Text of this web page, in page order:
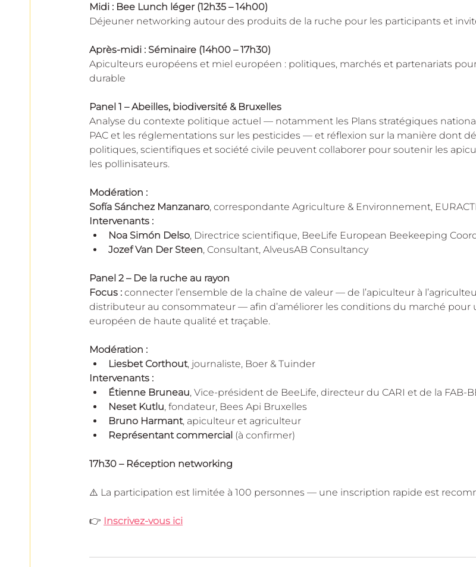
Midi : Bee Lunch léger (12h35 – 14h00)
Déjeuner networking autour des produits de la ruche pour les participants et
Après-midi : Séminaire (14h00 – 17h30)
Apiculteurs européens et miel européen : politiques, marchés et partenariats
durable
Panel 1 – Abeilles, biodiversité & Bruxelles
Analyse du contexte politique actuel — notamment les Plans stratégiques
PAC et les réglementations sur les pesticides — et réflexion sur la manière dont
politiques, scientifiques et société civile peuvent collaborer pour soutenir les
les pollinisateurs.
Modération :
Sofía Sánchez Manzanaro, correspondante Agriculture & Environnement,
Intervenants :
Noa Simón Delso, Directrice scientifique, BeeLife European Beekeeping
Jozef Van Der Steen, Consultant, AlveusAB Consultancy
Panel 2 – De la ruche au rayon
Focus : connecter l’ensemble de la chaîne de valeur — de l’apiculteur à
distributeur au consommateur — afin d’améliorer les conditions du marché pour
européen de haute qualité et traçable.
Modération :
Liesbet Corthout, journaliste, Boer & Tuinder
Intervenants :
Étienne Bruneau, Vice-président de BeeLife, directeur du CARI et de la FAB-
Neset Kutlu, fondateur, Bees Api Bruxelles
Bruno Harmant, apiculteur et agriculteur
Représentant commercial (à confirmer)
17h30 – Réception networking
⚠️ La participation est limitée à 100 personnes — une inscription rapide est
👉 Inscrivez-vous ici